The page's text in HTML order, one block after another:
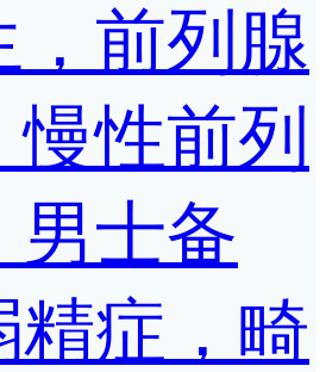
，前列腺
慢性前列
男士备
精症，畸